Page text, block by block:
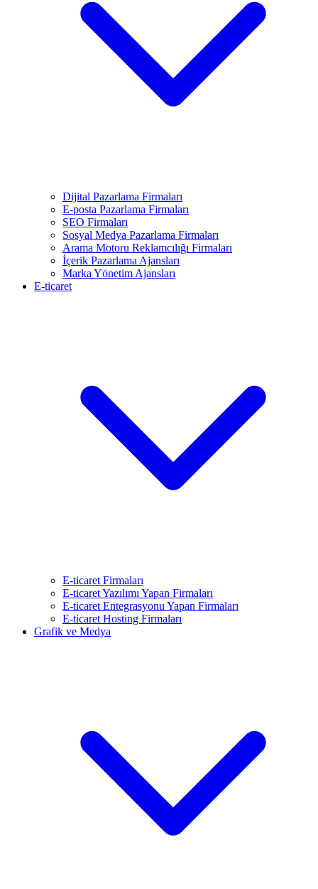
Dijital Pazarlama Firmaları
E-posta Pazarlama Firmaları
SEO Firmaları
Sosyal Medya Pazarlama Firmaları
Arama Motoru Reklamcılığı Firmaları
İçerik Pazarlama Ajansları
Marka Yönetim Ajansları
E-ticaret
E-ticaret Firmaları
E-ticaret Yazılımı Yapan Firmaları
E-ticaret Entegrasyonu Yapan Firmaları
E-ticaret Hosting Firmaları
Grafik ve Medya